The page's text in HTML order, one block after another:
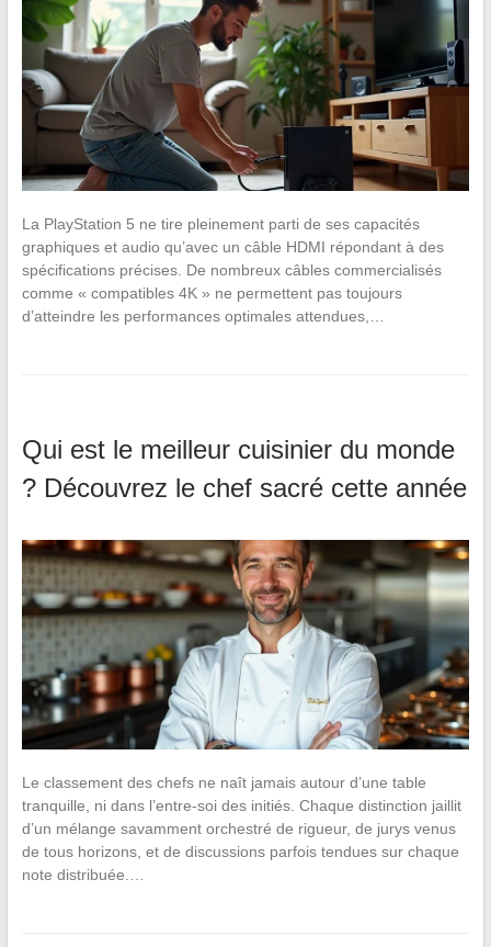
La PlayStation 5 ne tire pleinement parti de ses capacités
graphiques et audio qu’avec un câble HDMI répondant à des
spécifications précises. De nombreux câbles commercialisés
comme « compatibles 4K » ne permettent pas toujours
d’atteindre les performances optimales attendues,…
Qui est le meilleur cuisinier du monde
? Découvrez le chef sacré cette année
Le classement des chefs ne naît jamais autour d’une table
tranquille, ni dans l’entre-soi des initiés. Chaque distinction jaillit
d’un mélange savamment orchestré de rigueur, de jurys venus
de tous horizons, et de discussions parfois tendues sur chaque
note distribuée.…